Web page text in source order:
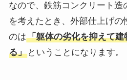
なので、鉄筋コンクリート造
を考えたとき、 外部仕上げの
のは「躯体の劣化を抑えて
る」ということになります。